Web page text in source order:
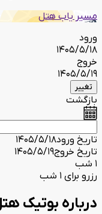
مسیر یاب هتل
ورود
1405/5/18
خروج
1405/5/19
تغییر
بازگشت
تاریخ ورود1405/5/18
تاریخ خروج1405/5/19
1 شب
رزرو برای 1 شب
درباره بوتیک